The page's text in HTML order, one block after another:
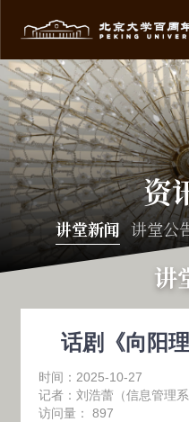
资
讲堂新闻 讲堂公
讲
话剧《向阳
时间：2025-10-27
记者：刘浩蕾（信息管理
访问量：897